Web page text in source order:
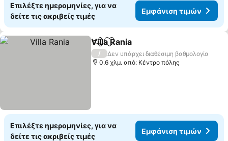
Επιλέξτε ημερομηνίες, για να
δείτε τις ακριβείς τιμές
Εμφάνιση τιμών
Κοινοποίηση
Προσθήκη στα αγαπημένα
Villa Rania
/
Δεν υπάρχει διαθέσιμη βαθμολογία
0.6 χλμ. από: Κέντρο πόλης
Επιλέξτε ημερομηνίες, για να
δείτε τις ακριβείς τιμές
Εμφάνιση τιμών